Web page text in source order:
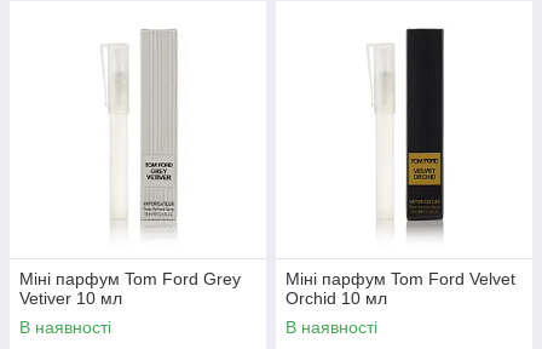
Міні парфум Tom Ford Grey
Vetiver 10 мл
В наявності
Міні парфум Tom Ford Velvet
Orchid 10 мл
В наявності